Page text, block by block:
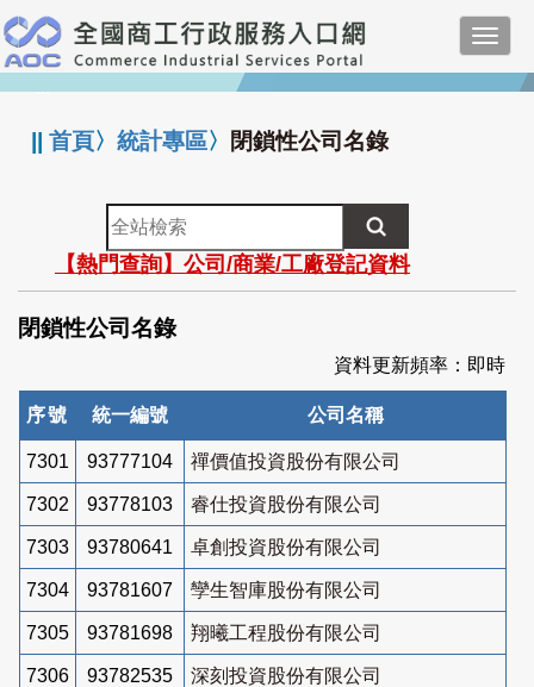
跳
到
主
要
:::
||首頁〉統計專區〉 閉鎖性公司名錄
全
站
檢
索
【熱門查詢】公司/商業/工廠登記資料
閉鎖性公司名錄
資料更新頻率：即時
序號 統一編號 公司名稱
7301 93777104 禪價值投資股份有限公司
7302 93778103 睿仕投資股份有限公司
7303 93780641 卓創投資股份有限公司
7304 93781607 孿生智庫股份有限公司
7305 93781698 翔曦工程股份有限公司
7306 93782535 深刻投資股份有限公司